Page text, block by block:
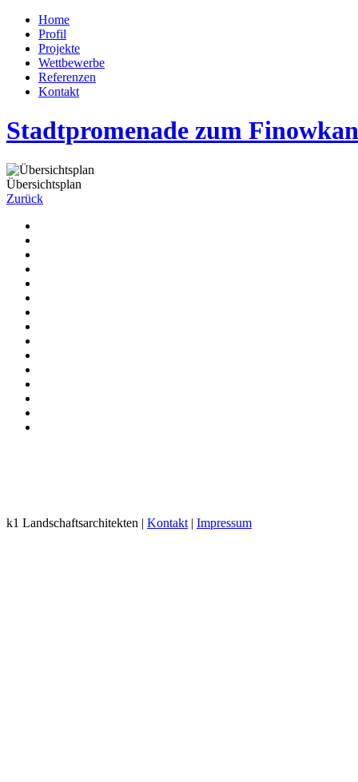
Home
Profil
Projekte
Wettbewerbe
Referenzen
Kontakt
Stadtpromenade zum
Übersichtsplan
Zurück
k1 Landschaftsarchitekten | Kontakt | Impressum